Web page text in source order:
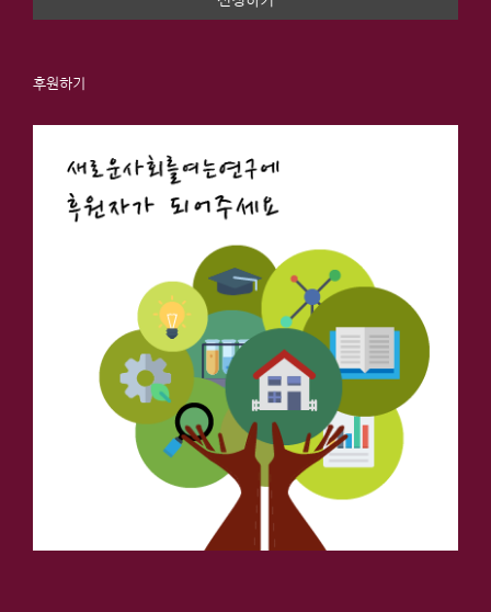
후원하기